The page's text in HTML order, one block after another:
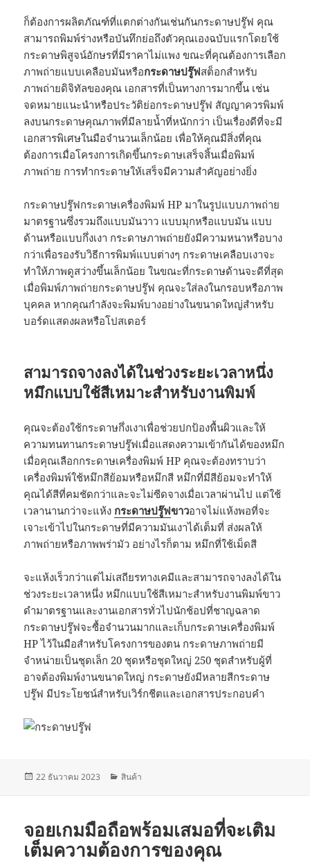
ก็ต้องการผลิตภัณฑ์ที่แตกต่างกันเช่นกันกระดาษปรู๊ฟ คุณ
สามารถพิมพ์ร่างหรือบันทึกย่อถึงตัวคุณเองฉบับแรกโดยใช้
กระดาษพิสูจน์อักษรที่มีราคาไม่แพง ขณะที่คุณต้องการเลือก
ภาพถ่ายแบบเคลือบมันหรือกระดาษปรู๊ฟสต็อกสำหรับ
ภาพถ่ายดิจิทัลของคุณ เอกสารที่เป็นทางการมากขึ้น เช่น
จดหมายแนะนำหรือประวัติย่อกระดาษปรู๊ฟ สัญญาควรพิมพ์
ลงบนกระดาษคุณภาพที่มีลายน้ำที่หนักกว่า เป็นเรื่องดีที่จะมี
เอกสารพิเศษในมือจำนวนเล็กน้อย เพื่อให้คุณมีสิ่งที่คุณ
ต้องการเมื่อโครงการเกิดขึ้นกระดาษเสร็จสิ้นเมื่อพิมพ์
ภาพถ่าย การทำกระดาษให้เสร็จมีความสำคัญอย่างยิ่ง
กระดาษปรู๊ฟกระดาษเครื่องพิมพ์ HP มาในรูปแบบภาพถ่าย
มาตรฐานซึ่งรวมถึงแบบมันวาว แบบมุกหรือแบบมัน แบบ
ด้านหรือแบบกึ่งเงา กระดาษภาพถ่ายยังมีความหนาหรือบาง
กว่าเพื่อรองรับวิธีการพิมพ์แบบต่างๆ กระดาษเคลือบเงาจะ
ทำให้ภาพดูสว่างขึ้นเล็กน้อย ในขณะที่กระดาษด้านจะดีที่สุด
เมื่อพิมพ์ภาพถ่ายกระดาษปรู๊ฟ คุณจะใส่ลงในกรอบหรือภาพ
บุคคล หากคุณกำลังจะพิมพ์บางอย่างในขนาดใหญ่สำหรับ
บอร์ดแสดงผลหรือโปสเตอร์
สามารถจางลงได้ในช่วงระยะเวลาหนึ่ง
หมึกแบบใช้สีเหมาะสำหรับงานพิมพ์
คุณจะต้องใช้กระดาษกึ่งเงาเพื่อช่วยปกป้องพื้นผิวและให้
ความทนทานกระดาษปรู๊ฟเมื่อแสดงความเข้ากันได้ของหมึก
เมื่อคุณเลือกกระดาษเครื่องพิมพ์ HP คุณจะต้องทราบว่า
เครื่องพิมพ์ใช้หมึกสีย้อมหรือหมึกสี หมึกที่มีสีย้อมจะทำให้
คุณได้สีที่คมชัดกว่าและจะไม่ซีดจางเมื่อเวลาผ่านไป แต่ใช้
เวลานานกว่าจะแห้ง กระดาษปรู๊ฟขาวอาจไม่แห้งพอที่จะ
เจาะเข้าไปในกระดาษที่มีความมันเงาได้เต็มที่ ส่งผลให้
ภาพถ่ายหรือภาพพร่ามัว อย่างไรก็ตาม หมึกที่ใช้เม็ดสี
จะแห้งเร็วกว่าแต่ไม่เสถียรทางเคมีและสามารถจางลงได้ใน
ช่วงระยะเวลาหนึ่ง หมึกแบบใช้สีเหมาะสำหรับงานพิมพ์ขาว
ดำมาตรฐานและงานเอกสารทั่วไปนักช้อปที่ชาญฉลาด
กระดาษปรู๊ฟจะซื้อจำนวนมากและเก็บกระดาษเครื่องพิมพ์
HP ไว้ในมือสำหรับโครงการของตน กระดาษภาพถ่ายมี
จำหน่ายเป็นชุดเล็ก 20 ชุดหรือชุดใหญ่ 250 ชุดสำหรับผู้ที่
อาจต้องพิมพ์งานขนาดใหญ่ กระดาษยังมีหลายสีกระดาษ
ปรู๊ฟ มีประโยชน์สำหรับเวิร์กชีตและเอกสารประกอบคำ
เขียน
22 ธันวาคม 2023
หมวด
สินค้า
จอยเกมมือถือพร้อมเสมอที่จะเติม
เต็มความต้องการของคุณ